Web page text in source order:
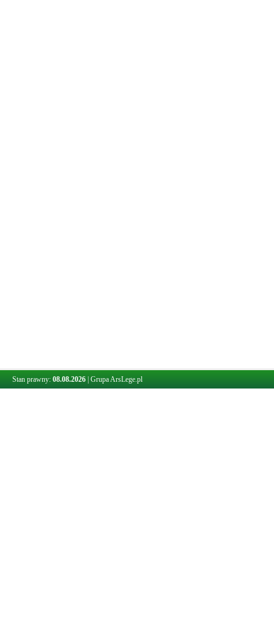
Stan prawny: 08.08.2026 Grupa ArsLege.pl